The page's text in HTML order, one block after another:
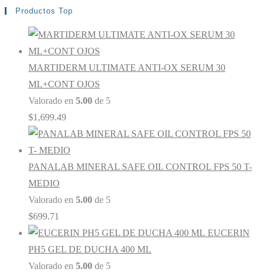
Productos Top
MARTIDERM ULTIMATE ANTI-OX SERUM 30
ML+CONT OJOS
Valorado en 5.00 de 5
$1,699.49
PANALAB MINERAL SAFE OIL CONTROL FPS 50 T-
MEDIO
Valorado en 5.00 de 5
$699.71
EUCERIN
PH5 GEL DE DUCHA 400 ML
Valorado en 5.00 de 5